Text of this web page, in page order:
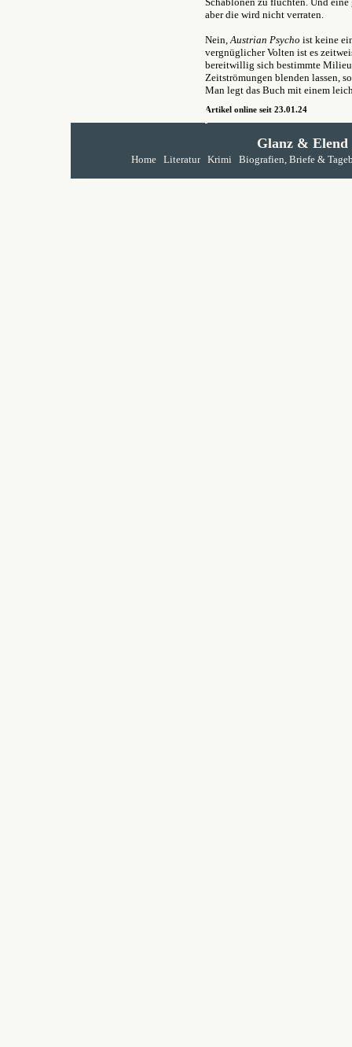
aber die wird nicht verraten.
Nein,Austrian Psycho ist keine
vergnüglicher Volten ist es
bereitwillig sich bestimmte
Zeitströmungen blenden lassen,
Man legt das Buch mit einem
Artikel online seit 23.01.24
Glanz & Elend
Home Literatur Krimi Biografien, Briefe &